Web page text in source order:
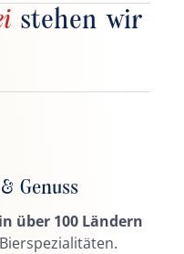
stehen wir
Genuss
über 100 Ländern